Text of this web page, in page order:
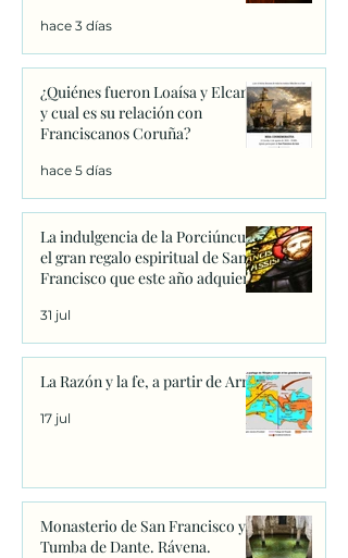
hace 3 días
¿Quiénes fueron Loaísa y Elcano
y cual es su relación con
Franciscanos Coruña?
hace 5 días
La indulgencia de la Porciúncula:
el gran regalo espiritual de San
Francisco que este año adquiere
31 jul
La Razón y la fe, a partir de Arrio
17 jul
Monasterio de San Francisco y
Tumba de Dante. Rávena.